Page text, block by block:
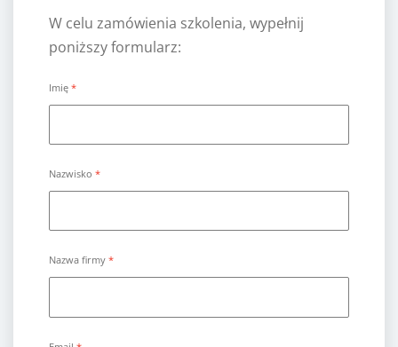
W celu zamówienia szkolenia, wypełnij
poniższy formularz:
Imię
Nazwisko
Nazwa firmy